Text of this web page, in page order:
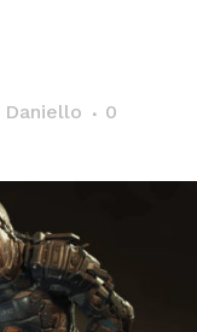
Daniello
0